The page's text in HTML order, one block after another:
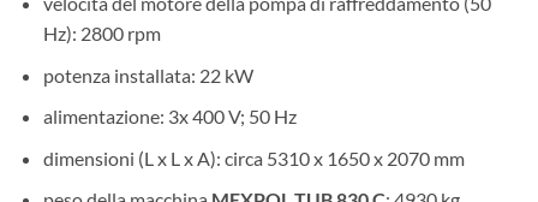
Hz): 2800 rpm
potenza installata: 22 kW
alimentazione: 3x 400 V; 50 Hz
dimensioni (L x L x A): circa 5310 x 1650 x 2070 mm